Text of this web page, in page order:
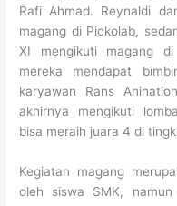
Rafi Ahmad. Reynaldi
magang di Pickolab,
XI mengikuti magang
mereka mendapat
karyawan Rans
akhirnya mengikuti
bisa meraih juara 4 di
Kegiatan magang
oleh siswa SMK, namun